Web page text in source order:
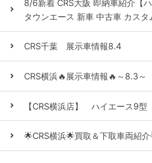
8/6新着 CRS大阪 即納車紹介【
タウンエース 新車 中古車 カスタ
CRS千葉 展示車情報8.4
CRS横浜🔥展示車情報🔥～8.3～
【CRS横浜店】 ハイエース9
🌟CRS横浜🌟買取＆下取車両紹介